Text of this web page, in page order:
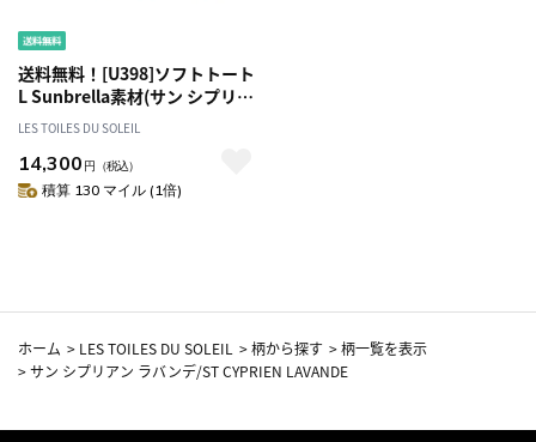
送料無料！[U398]ソフトトート
L Sunbrella素材(サン シプリア
ン ラバンデ/ST CYPRIEN
LAVANDE) サンブレラ トートバ
ッグ 撥水 褪色耐性 防カビ
LES TOILES DU SOLEIL
14,300 円 （税込）
積算 130 マイル (1倍)
ホーム > LES TOILES DU SOLEIL >柄から探す >柄一覧を表示
>サン シプリアン ラバンデ/ST CYPRIEN LAVANDE